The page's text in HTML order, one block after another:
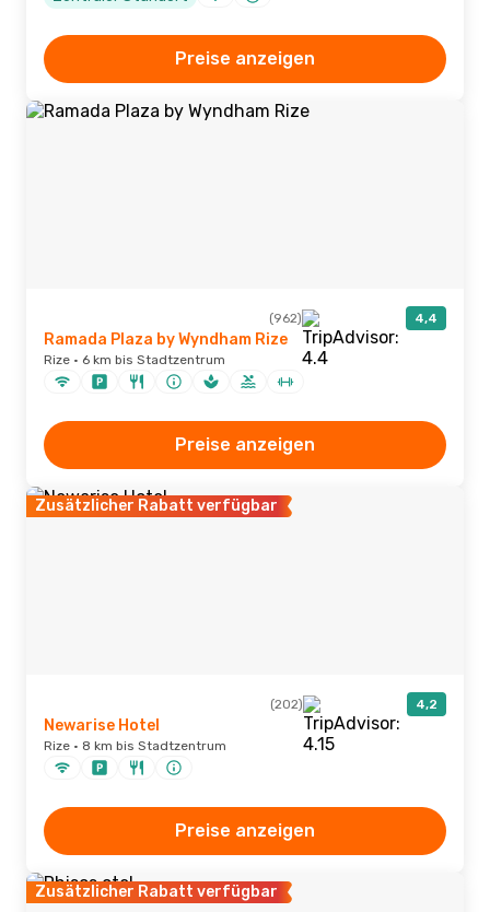
Preise anzeigen
(962) 4,4
Ramada Plaza by Wyndham Rize
Rize · 6 km bis Stadtzentrum
Preise anzeigen
Zusätzlicher Rabatt verfügbar
(202) 4,2
Newarise Hotel
Rize · 8 km bis Stadtzentrum
Preise anzeigen
Zusätzlicher Rabatt verfügbar